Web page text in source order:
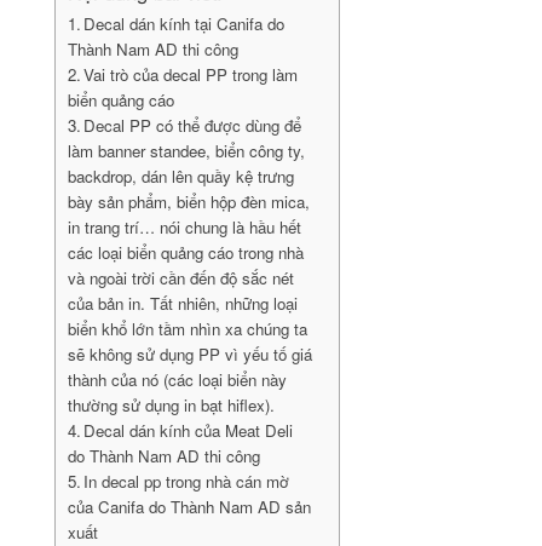
Decal dán kính tại Canifa do
Thành Nam AD thi công
Vai trò của decal PP trong làm
biển quảng cáo
Decal PP có thể được dùng để
làm banner standee, biển công ty,
backdrop, dán lên quầy kệ trưng
bày sản phẩm, biển hộp đèn mica,
in trang trí… nói chung là hầu hết
các loại biển quảng cáo trong nhà
và ngoài trời cần đến độ sắc nét
của bản in. Tất nhiên, những loại
biển khổ lớn tầm nhìn xa chúng ta
sẽ không sử dụng PP vì yếu tố giá
thành của nó (các loại biển này
thường sử dụng in bạt hiflex).
Decal dán kính của Meat Deli
do Thành Nam AD thi công
In decal pp trong nhà cán mờ
của Canifa do Thành Nam AD sản
xuất